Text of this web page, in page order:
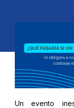
Un evento